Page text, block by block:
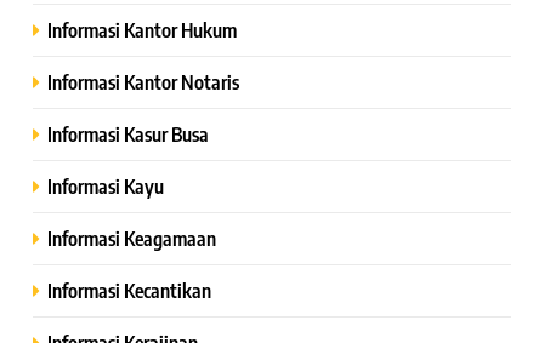
Informasi Kantor Hukum
Informasi Kantor Notaris
Informasi Kasur Busa
Informasi Kayu
Informasi Keagamaan
Informasi Kecantikan